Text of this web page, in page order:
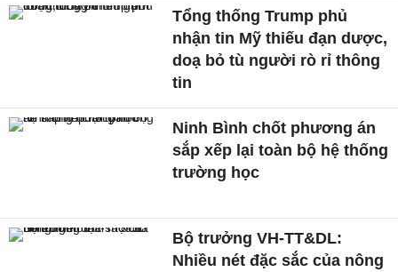
Tổng thống Trump phủ
nhận tin Mỹ thiếu đạn dược,
doạ bỏ tù người rò rỉ thông
tin
Ninh Bình chốt phương án
sắp xếp lại toàn bộ hệ thống
trường học
Bộ trưởng VH-TT&DL:
Nhiều nét đặc sắc của nông